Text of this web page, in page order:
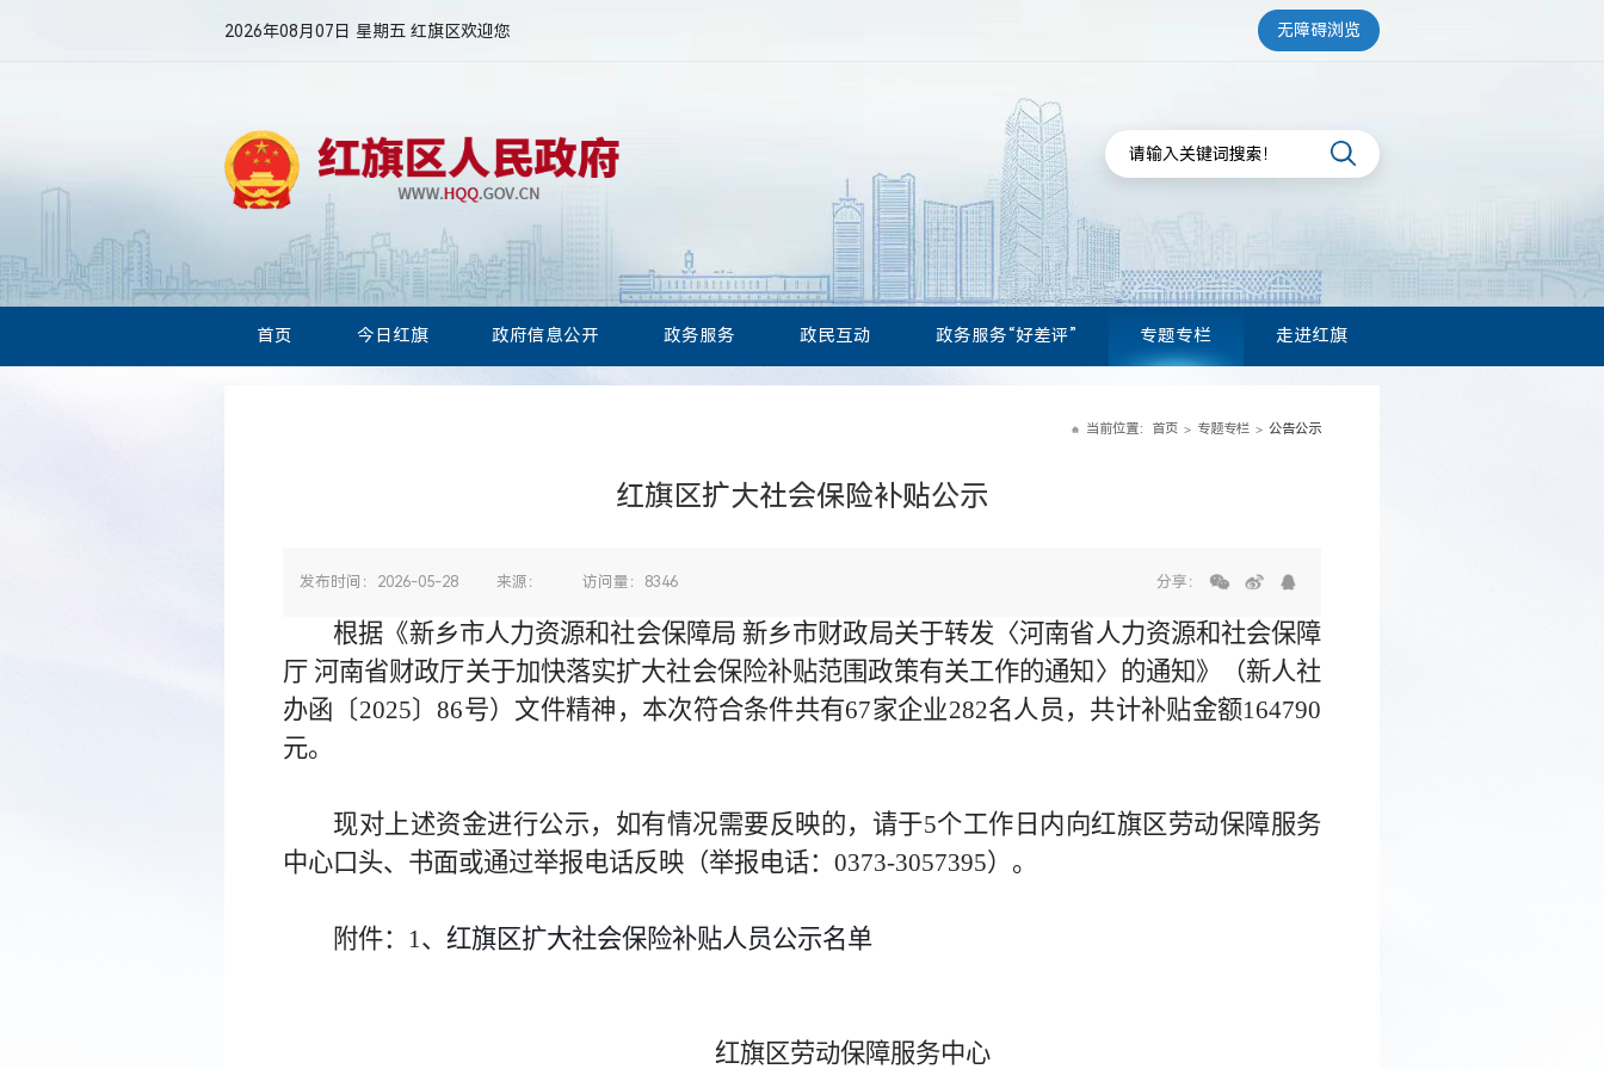
2026年08月07日 星期五 红旗区欢迎您 无障碍浏览
首页 今日红旗 政府信息公开 政务服务 政民互动 政务服务“好差评” 专题专栏 走进红旗
当前位置： 首页 > 专题专栏 > 公告公示
红旗区扩大社会保险补贴公示
发布时间：2026-05-28 来源： 访问量：8346 分享：
根据《新乡市人力资源和社会保障局 新乡市财政局关于转发〈河南省人力资源和社会保障
厅 河南省财政厅关于加快落实扩大社会保险补贴范围政策有关工作的通知〉的通知》（新人社
办函〔2025〕86号）文件精神，本次符合条件共有67家企业282名人员，共计补贴金额164790
元。
现对上述资金进行公示，如有情况需要反映的，请于5个工作日内向红旗区劳动保障服务
中心口头、书面或通过举报电话反映（举报电话：0373-3057395）。
附件： 1、红旗区扩大社会保险补贴人员公示名单
红旗区劳动保障服务中心